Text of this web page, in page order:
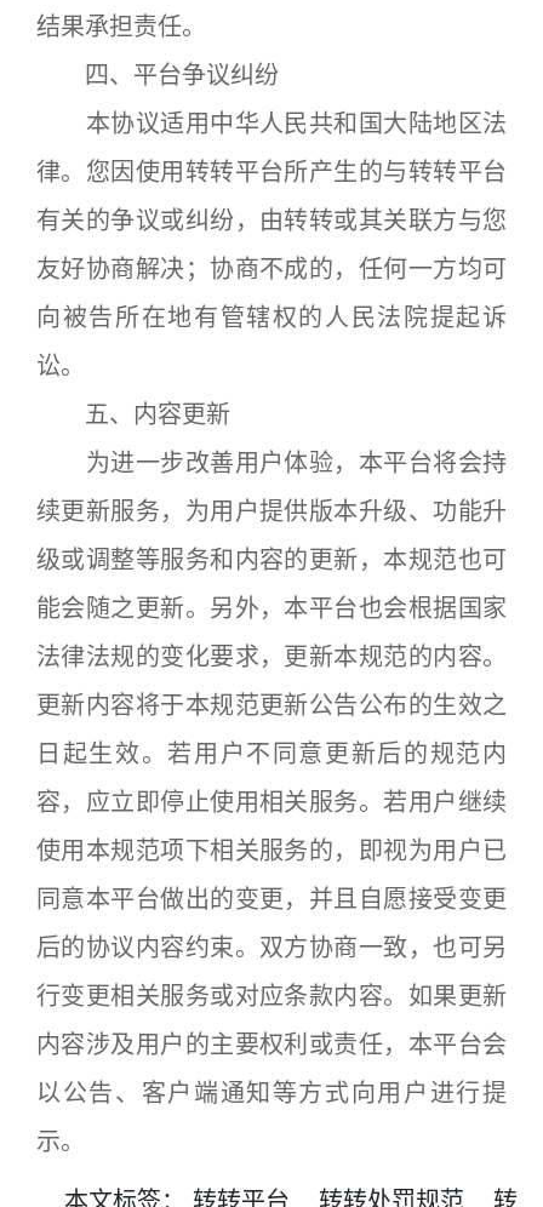
结果承担责任。
四、平台争议纠纷
本协议适用中华人民共和国大陆地区法
律。您因使用转转平台所产生的与转转平台
有关的争议或纠纷，由转转或其关联方与您
友好协商解决；协商不成的，任何一方均可
向被告所在地有管辖权的人民法院提起诉
讼。
五、内容更新
为进一步改善用户体验，本平台将会持
续更新服务，为用户提供版本升级、功能升
级或调整等服务和内容的更新，本规范也可
能会随之更新。另外，本平台也会根据国家
法律法规的变化要求，更新本规范的内容。
更新内容将于本规范更新公告公布的生效之
日起生效。若用户不同意更新后的规范内
容，应立即停止使用相关服务。若用户继续
使用本规范项下相关服务的，即视为用户已
同意本平台做出的变更，并且自愿接受变更
后的协议内容约束。双方协商一致，也可另
行变更相关服务或对应条款内容。如果更新
内容涉及用户的主要权利或责任，本平台会
以公告、客户端通知等方式向用户进行提
示。
本文标签： 转转平台 转转处罚规范 转